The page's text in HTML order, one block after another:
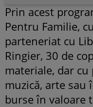
Prin acest
Pentru Familie,
parteneriat cu
Ringier, 30 de
materiale, dar
muzică, arte sau
burse în valoare